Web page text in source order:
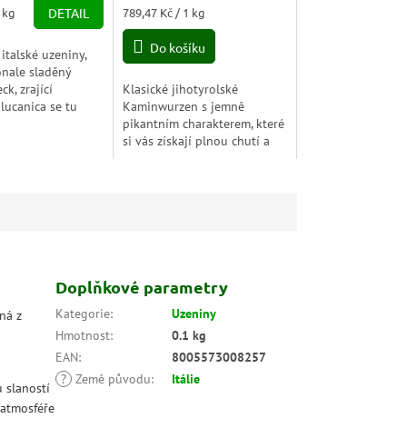
kg DETAIL
uzeniny,
sladěný
zrající
se tu
Měrná
cena:
789,47 Kč / 1 kg
Do košíku
Klasické jihotyrolské
Kaminwurzen s jemně
pikantním charakterem, které
si vás získají plnou chutí a
z
slaností
Doplňkové parametry
Kategorie:
Uzeniny
Hmotnost:
0.1 kg
EAN:
8005573008257
? Země původu: Itálie